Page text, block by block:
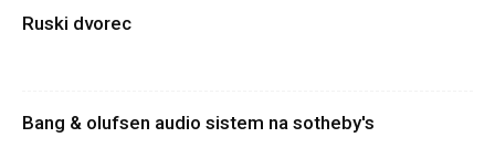
Ruski dvorec
Bang & olufsen audio sistem na sotheby's